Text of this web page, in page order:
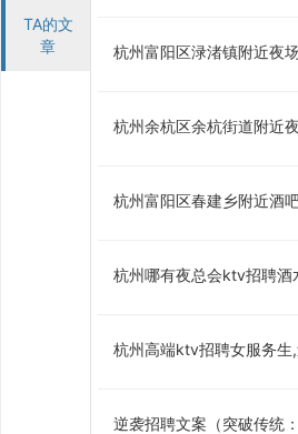
TA的文
章